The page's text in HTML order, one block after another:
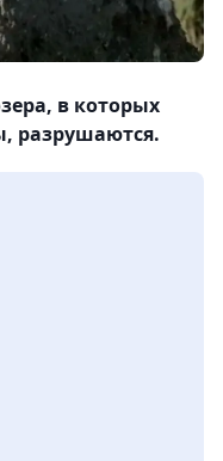
в которых
разрушаются.